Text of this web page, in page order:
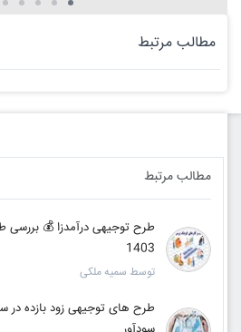
مطالب مرتبط
مطالب مرتبط
طرح توجیهی درآمدزا 💰 بررسی
1403
توسط سمیه ملکی